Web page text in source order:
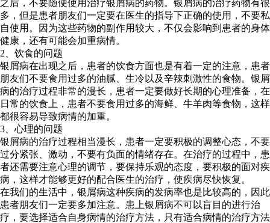
之后，不要随便使用治疗银屑病的药物。银屑病的治疗药物有很
多，但是患者朋友们一定要在医生的指导下正确的使用，不要私
自使用。因为这些药物的副作用较大，不仅会影响到患者的身体
健康，还有可能会加重病情。
2、饮食的问题
银屑病在出现之后，患者的饮食方面也是有着一定的注意，患者
朋友们不要食用过多的油腻、生冷以及辛辣刺激性的食物。银屑
病的治疗过程非常的漫长，患者一定要做好长期的心理准备，在
日常的饮食上，患者不要食用过多的海鲜、牛羊肉等食物，这样
都很容易导致病情的加重。
3、心理的问题
银屑病的治疗过程相当漫长，患者一定要积极的调整心态，不要
过分紧张、激动，不要有负面的情绪存在。在治疗的过程中，患
者还需要注意心理的调节，要保持乐观的态度，要积极的面对疾
病，这样才能够更好的配合医生的治疗，使疾病尽快恢复。
在我们的生活中，银屑病这种疾病的发病率也是比较高的，因此
患者朋友们一定要多加注意。患上银屑病不可以盲目的进行治
疗，要选择适合自身病情的治疗方法，只有适合病情的治疗方法